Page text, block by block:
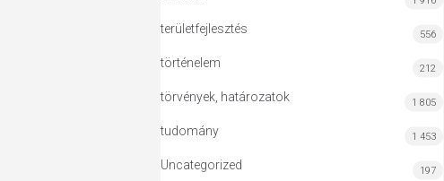
területfejlesztés 556
történelem 212
törvények, határozatok 1 805
tudomány 1 453
Uncategorized 197